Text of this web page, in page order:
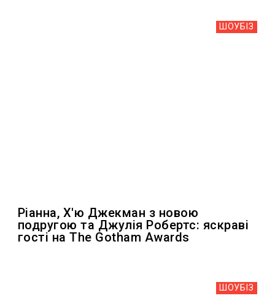
ШОУБIЗ
Ріанна, Х'ю Джекман з новою
подругою та Джулія Робертс: яскраві
гості на The Gotham Awards
ШОУБIЗ